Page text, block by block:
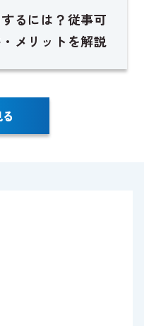
るには？従事可
メリットを解説